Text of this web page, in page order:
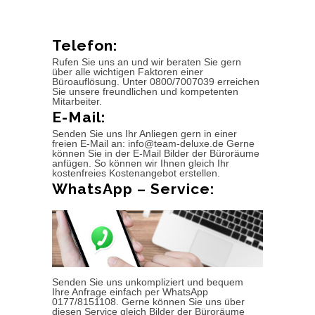
Telefon:
Rufen Sie uns an und wir beraten Sie gern
über alle wichtigen Faktoren einer
Büroauflösung. Unter 0800/7007039 erreichen
Sie unsere freundlichen und kompetenten
Mitarbeiter.
E-Mail:
Senden Sie uns Ihr Anliegen gern in einer
freien E-Mail an: info@team-deluxe.de Gerne
können Sie in der E-Mail Bilder der Büroräume
anfügen. So können wir Ihnen gleich Ihr
kostenfreies Kostenangebot erstellen.
WhatsApp – Service:
Senden Sie uns unkompliziert und bequem
Ihre Anfrage einfach per WhatsApp
0177/8151108. Gerne können Sie uns über
diesen Service gleich Bilder der Büroräume